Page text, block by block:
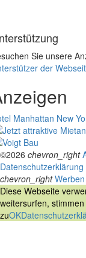
Sie unsere
der
Manhattan New
©2026 chevron_right
Datenschutzerklärung
chevron_right Werben
Diese Webseite
weitersurfen,
zuOK